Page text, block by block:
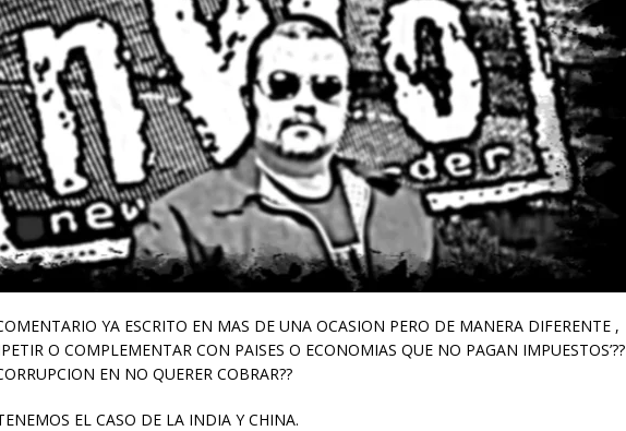
YA ESCRITO EN MAS DE UNA OCASION PERO DE MANERA DIFERENTE ,
O COMPLEMENTAR CON PAISES O ECONOMIAS QUE NO PAGAN IMPUESTOS’??
EN NO QUERER COBRAR??
EL CASO DE LA INDIA Y CHINA.